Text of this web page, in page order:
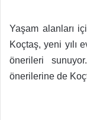
Yaşam alanları
Koçtaş, yeni yılı
önerileri
önerilerine de